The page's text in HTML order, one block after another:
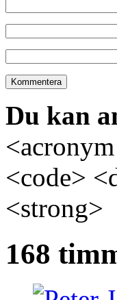
Du kan
<code>
<strong>
168